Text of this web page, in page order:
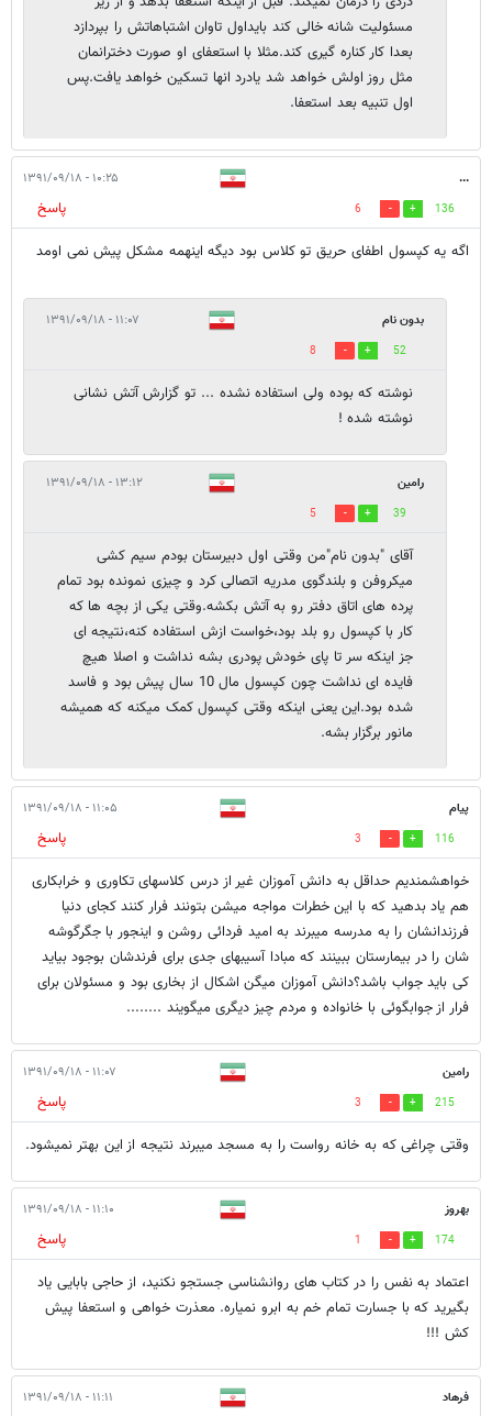
مسئولیت شانه خالی کند بایداول تاوان اشتباهاتش را بپردازد
بعدا کار کناره گیری کند.مثلا با استعفای او صورت دخترانمان
مثل روز اولش خواهد شد یادرد انها تسکین خواهد یافت.پس
اول تنبیه بعد استعفا.
... ۱۰:۲۵ - ۱۳۹۱/۰۹/۱۸
136
6
پاسخ
اگه یه کپسول اطفای حریق تو کلاس بود دیگه اینهمه مشکل پیش نمی اومد
بدون نام ۱۱:۰۷ - ۱۳۹۱/۰۹/۱۸
52
8
نوشته که بوده ولی استفاده نشده ... تو گزارش آتش نشانی
نوشته شده !
رامین ۱۳:۱۲ - ۱۳۹۱/۰۹/۱۸
39
5
آقای "بدون نام"من وقتی اول دبیرستان بودم سیم کشی
میکروفن و بلندگوی مدریه اتصالی کرد و چیزی نمونده بود تمام
پرده های اتاق دفتر رو به آتش بکشه.وقتی یکی از بچه ها که
کار با کپسول رو بلد بود،خواست ازش استفاده کنه،نتیجه ای
جز اینکه سر تا پای خودش پودری بشه نداشت و اصلا هیچ
فایده ای نداشت چون کپسول مال 10 سال پیش بود و فاسد
شده بود.این یعنی اینکه وقتی کپسول کمک میکنه که همیشه
مانور برگزار بشه.
پیام ۱۱:۰۵ - ۱۳۹۱/۰۹/۱۸
116
3
پاسخ
خواهشمندیم حداقل به دانش آموزان غیر از درس کلاسهای تکاوری و خرابکاری
هم یاد بدهید که با این خطرات مواجه میشن بتونند فرار کنند کجای دنیا
فرزندانشان را به مدرسه میبرند به امید فردائی روشن و اینجور با جگرگوشه
شان را در بیمارستان ببینند که مبادا آسیبهای جدی برای فرندشان بوجود بیاید
کی باید جواب باشد؟دانش آموزان میگن اشکال از بخاری بود و مسئولان برای
فرار از جوابگوئی با خانواده و مردم چیز دیگری میگویند ........
رامین ۱۱:۰۷ - ۱۳۹۱/۰۹/۱۸
215
3
پاسخ
وقتی چراغی که به خانه رواست را به مسجد میبرند نتیجه از این بهتر نمیشود.
بهروز ۱۱:۱۰ - ۱۳۹۱/۰۹/۱۸
174
1
پاسخ
اعتماد به نفس را در کتاب های روانشناسی جستجو نکنید، از حاجی بابایی یاد
بگیرید که با جسارت تمام خم به ابرو نمیاره. معذرت خواهی و استعفا پیش
کش !!!
فرهاد ۱۱:۱۱ - ۱۳۹۱/۰۹/۱۸